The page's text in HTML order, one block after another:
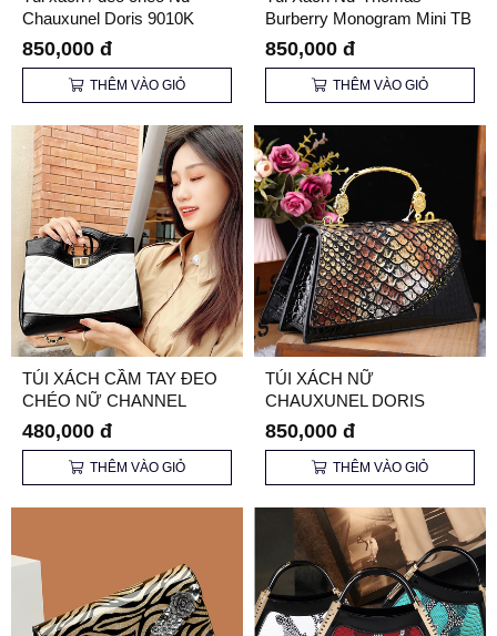
Chauxunel Doris 9010K
Chính Hãng
850,000 đ
THÊM VÀO GIỎ
Burberry Monogram Mini TB
850,000 đ
THÊM VÀO GIỎ
TÚI XÁCH CẦM TAY ĐEO
CHÉO NỮ CHANNEL
CHẦN TRÁM 31 BAG
480,000 đ
THÊM VÀO GIỎ
TÚI XÁCH NỮ
CHAUXUNEL DORIS
CD6989 CHÍNH HÃNG
850,000 đ
THÊM VÀO GIỎ